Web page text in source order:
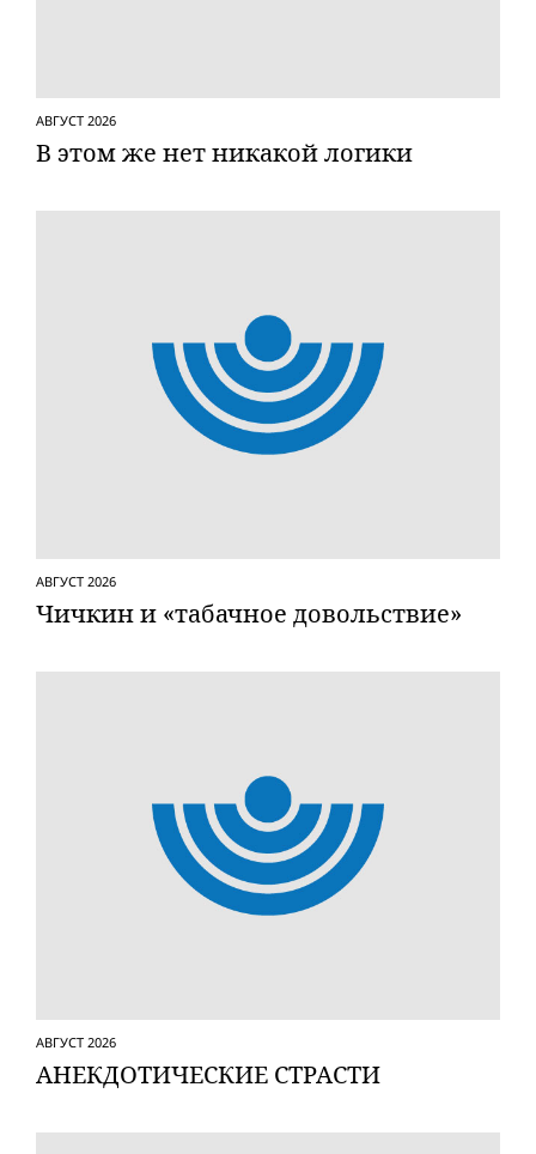
АВГУСТ 2026
В этом же нет никакой логики
АВГУСТ 2026
Чичкин и «табачное довольствие»
АВГУСТ 2026
АНЕКДОТИЧЕСКИЕ СТРАСТИ